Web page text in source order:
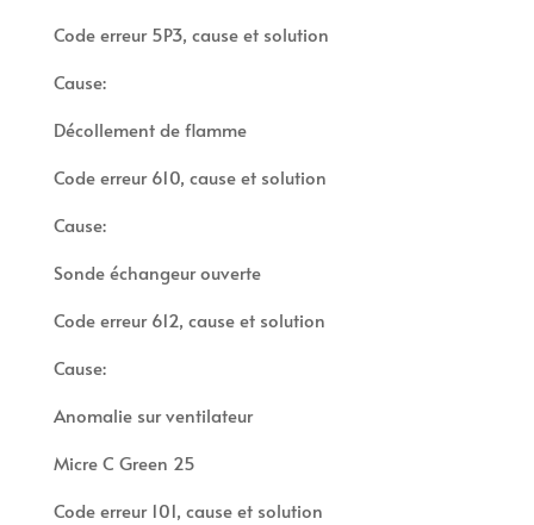
Code erreur 5P3, cause et solution
Cause:
Décollement de flamme
Code erreur 610, cause et solution
Cause:
Sonde échangeur ouverte
Code erreur 612, cause et solution
Cause:
Anomalie sur ventilateur
Micre C Green 25
Code erreur 101, cause et solution